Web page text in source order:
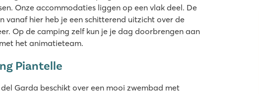
Onze accommodaties liggen op een vlak deel. De
vanaf hier heb je een schitterend uitzicht over de
Op de camping zelf kun je je dag doorbrengen aan
het animatieteam.
Piantelle
Garda beschikt over een mooi zwembad met